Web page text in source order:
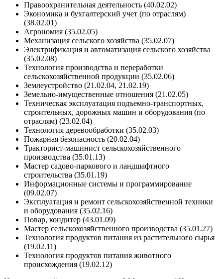
Правоохранительная деятельность (40.02.02)
Экономика и бухгалтерский учет (по отраслям)
(38.02.01)
Агрономия (35.02.05)
Механизация сельского хозяйства (35.02.07)
Электрификация и автоматизация сельского хозяйства
(35.02.08)
Технология производства и переработки
сельскохозяйственной продукции (35.02.06)
Землеустройство (21.02.04, 21.02.19)
Земельно-имущественные отношения (21.02.05)
Техническая эксплуатация подъемно-транспортных,
строительных, дорожных машин и оборудования (по
отраслям) (23.02.04)
Технология деревообработки (35.02.03)
Пожарная безопасность (20.02.04)
Тракторист-машинист сельскохозяйственного
производства (35.01.13)
Мастер садово-паркового и ландшафтного
строительства (35.01.19)
Информационные системы и программирование
(09.02.07)
Эксплуатация и ремонт сельскохозяйственной техники
и оборудования (35.02.16)
Повар, кондитер (43.01.09)
Мастер сельскохозяйственного производства (35.01.27)
Технология продуктов питания из растительного сырья
(19.02.11)
Технология продуктов питания животного
происхождения (19.02.12)